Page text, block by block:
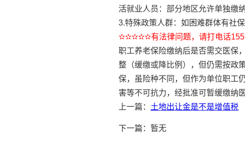
活就业人员：部分地区允许单独缴
3.特殊政策人群：如困难群体有社
✫✫✫✫✫有法律问题，请打电话
职工养老保险缴纳后是否需交医保
整（缓缴或降比例），但仍需按政
保，虽险种不同，但作为单位职工
害等不可抗力，经批准可暂缓缴纳
上一篇： 土地出让金是不是增值税
下一篇：暂无